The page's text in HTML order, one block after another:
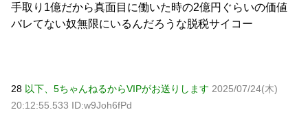
手取り1億だから真面目に働いた時の2億円ぐらいの価値
バレてない奴無限にいるんだろうな脱税サイコー
28 以下、5ちゃんねるからVIPがお送りします 2025/07/24(木)
20:12:55.533 ID:w9Joh6fPd